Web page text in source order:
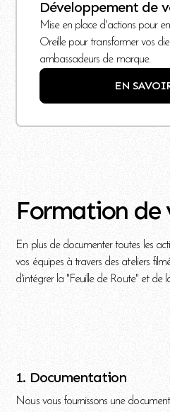
Développement de
Mise en place d'actions pour
Oreille pour transformer vos
ambassadeurs de marque.
EN
Formation de
En plus de documenter toutes les
vos équipes à travers des ateliers
d'intégrer la "Feuille de Route" et de
1. Documentation
Nous vous fournissons une